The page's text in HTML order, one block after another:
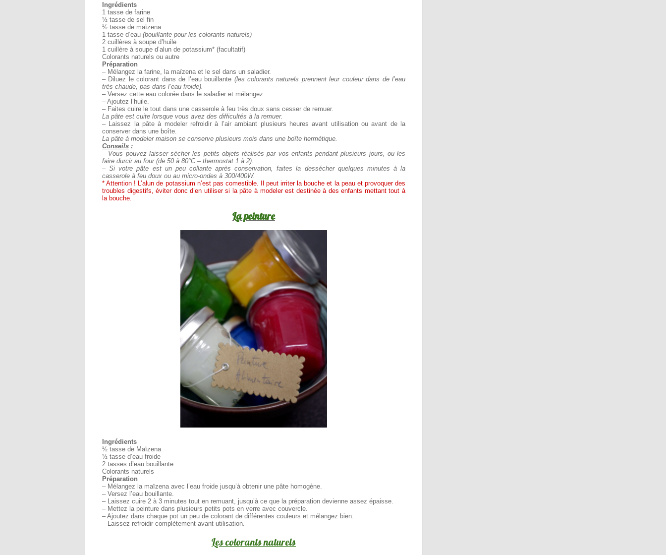
Ingrédients
1 tasse de farine
½ tasse de sel fin
½ tasse de maïzena
1 tasse d’eau (bouillante pour les colorants naturels)
2 cuillères à soupe d’huile
1 cuillère à soupe d’alun de potassium* (facultatif)
Colorants naturels ou autre
Préparation
– Mélangez la farine, la maïzena et le sel dans un saladier.
– Diluez le colorant dans de l’eau bouillante (les colorants naturels prennent leur couleur dans de l’eau
très chaude, pas dans l’eau froide).
– Versez cette eau colorée dans le saladier et mélangez.
– Ajoutez l’huile.
– Faites cuire le tout dans une casserole à feu très doux sans cesser de remuer.
La pâte est cuite lorsque vous avez des difficultés à la remuer.
– Laissez la pâte à modeler refroidir à l’air ambiant plusieurs heures avant utilisation ou avant de la
conserver dans une boîte.
La pâte à modeler maison se conserve plusieurs mois dans une boîte hermétique.
Conseils :
– Vous pouvez laisser sécher les petits objets réalisés par vos enfants pendant plusieurs jours, ou les
faire durcir au four (de 50 à 80°C – thermostat 1 à 2).
– Si votre pâte est un peu collante après conservation, faites la dessécher quelques minutes à la
casserole à feu doux ou au micro-ondes à 300/400W.
* Attention ! L’alun de potassium n’est pas comestible. Il peut irriter la bouche et la peau et provoquer des
troubles digestifs, éviter donc d’en utiliser si la pâte à modeler est destinée à des enfants mettant tout à
la bouche.
La peinture
Ingrédients
½ tasse de Maïzena
½ tasse d’eau froide
2 tasses d’eau bouillante
Colorants naturels
Préparation
– Mélangez la maïzena avec l’eau froide jusqu’à obtenir une pâte homogène.
– Versez l’eau bouillante.
– Laissez cuire 2 à 3 minutes tout en remuant, jusqu’à ce que la préparation devienne assez épaisse.
– Mettez la peinture dans plusieurs petits pots en verre avec couvercle.
– Ajoutez dans chaque pot un peu de colorant de différentes couleurs et mélangez bien.
– Laissez refroidir complètement avant utilisation.
Les colorants naturels